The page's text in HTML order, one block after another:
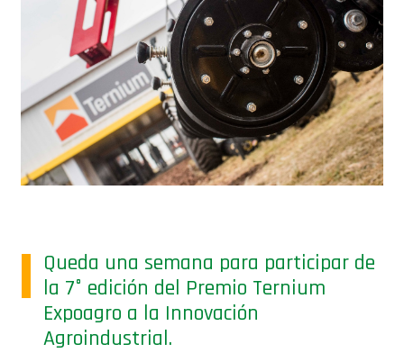
Queda una semana para participar de
la 7° edición del Premio Ternium
Expoagro a la Innovación
Agroindustrial.